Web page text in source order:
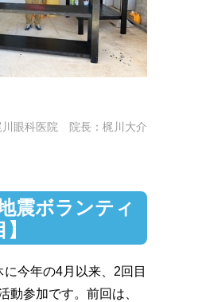
川眼科医院 院長：梶川大介
震ボランティ
今年の4月以来、2回目
動参加です。前回は、